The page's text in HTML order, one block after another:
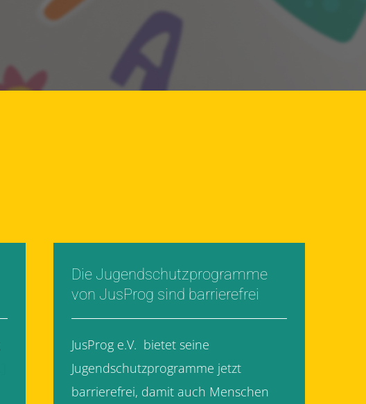
Die Jugendschutzprogramme
von JusProg sind barrierefrei
JusProg e.V. bietet seine
Jugendschutzprogramme jetzt
barrierefrei, damit auch Menschen